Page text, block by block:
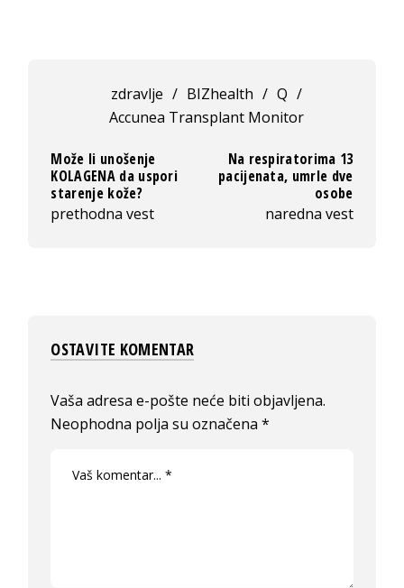
zdravlje / BIZhealth / Q /
Accunea Transplant Monitor
Može li unošenje
KOLAGENA da uspori
starenje kože?
prethodna vest
Na respiratorima 13
pacijenata, umrle dve
osobe
naredna vest
OSTAVITE KOMENTAR
Vaša adresa e-pošte neće biti objavljena.
Neophodna polja su označena*